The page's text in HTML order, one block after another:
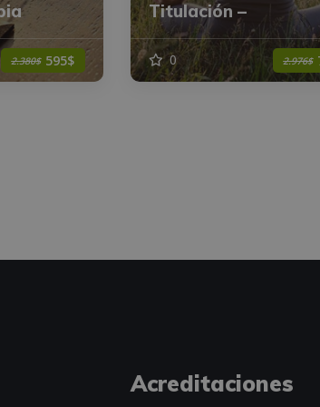
2.380$ 595$
Titulación –
0 2.976$
Acreditaciones